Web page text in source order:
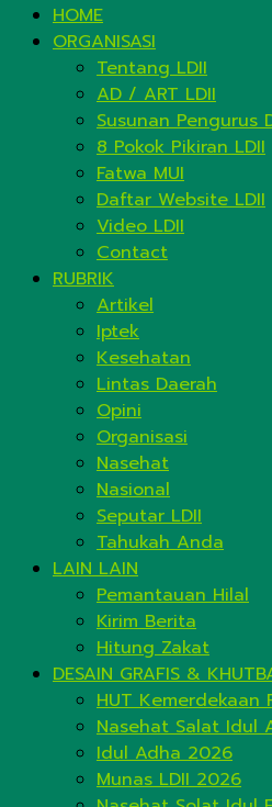
HOME
ORGANISASI
Tentang LDII
AD / ART LDII
Susunan Pengurus
8 Pokok Pikiran LDII
Fatwa MUI
Daftar Website LDII
Video LDII
Contact
RUBRIK
Artikel
Iptek
Kesehatan
Lintas Daerah
Opini
Organisasi
Nasehat
Nasional
Seputar LDII
Tahukah Anda
LAIN LAIN
Pemantauan Hilal
Kirim Berita
Hitung Zakat
DESAIN GRAFIS &
HUT Kemerdekaan
Nasehat Salat Idul
Idul Adha 2026
Munas LDII 2026